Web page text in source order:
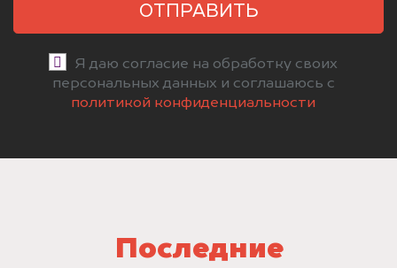
ОТПРАВИТЬ
Я даю согласие на обработку своих
персональных данных и соглашаюсь с
политикой конфиденциальности
Последние